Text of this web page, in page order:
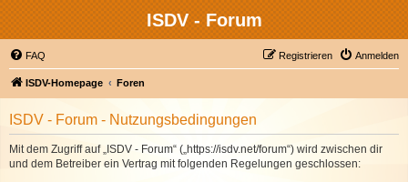
ISDV - Forum
FAQ Anmelden
Registrieren
ISDV-Homepage Foren
ISDV - Forum - Nutzungsbedingungen
Mit dem Zugriff auf „ISDV - Forum“ („https://isdv.net/forum“) wird zwischen dir
und dem Betreiber ein Vertrag mit folgenden Regelungen geschlossen: